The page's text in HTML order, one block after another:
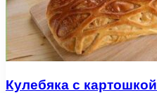
Кулебяка с картошкой